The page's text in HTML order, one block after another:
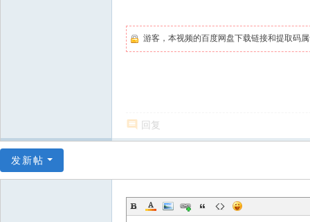
游客，本视频的百度网盘下载链接和提取码
回复
发新帖